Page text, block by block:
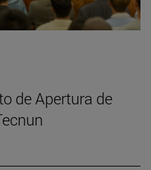
de Apertura de